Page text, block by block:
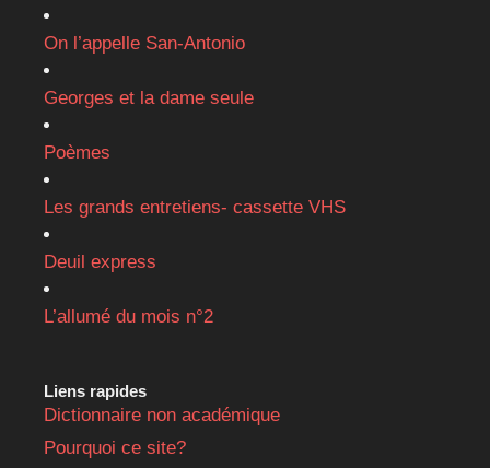
On l’appelle San-Antonio
Georges et la dame seule
Poèmes
Les grands entretiens- cassette VHS
Deuil express
L’allumé du mois n°2
Liens rapides
Dictionnaire non académique
Pourquoi ce site?